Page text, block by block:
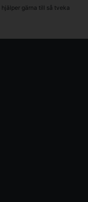
hjälper gärna till så tveka